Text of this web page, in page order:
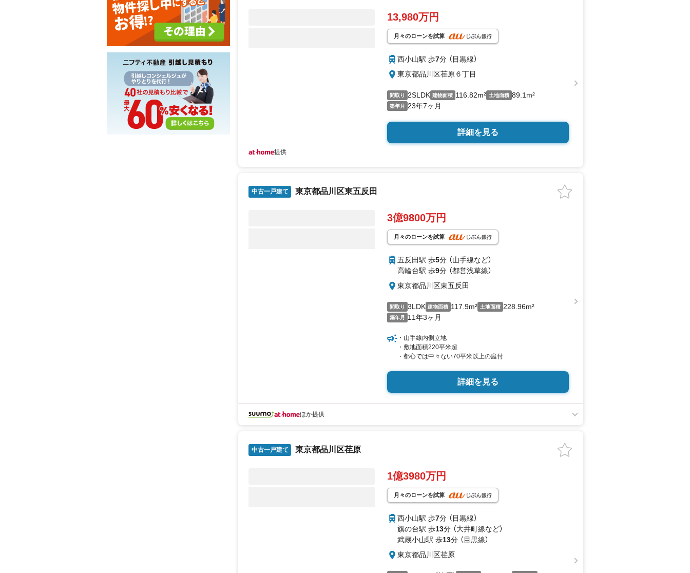
13,980万円
月々のローンを試算
西小山駅 歩7分 （目黒線）
東京都品川区荏原６丁目
間取り 2SLDK 建物面積 116.82m² 土地面積 89.1m²
築年月 23年7ヶ月
詳細を見る
提供
中古一戸建て 東京都品川区東五反田
3億9800万円
月々のローンを試算
五反田駅 歩5分 （山手線など）
高輪台駅 歩9分 （都営浅草線）
東京都品川区東五反田
間取り 3LDK 建物面積 117.9m² 土地面積 228.96m²
築年月 11年3ヶ月
・山手線内側立地
・敷地面積220平米超
・都心では中々ない70平米以上の庭付
詳細を見る
ほか提供
中古一戸建て 東京都品川区荏原
1億3980万円
月々のローンを試算
西小山駅 歩7分 （目黒線）
旗の台駅 歩13分 （大井町線など）
武蔵小山駅 歩13分 （目黒線）
東京都品川区荏原